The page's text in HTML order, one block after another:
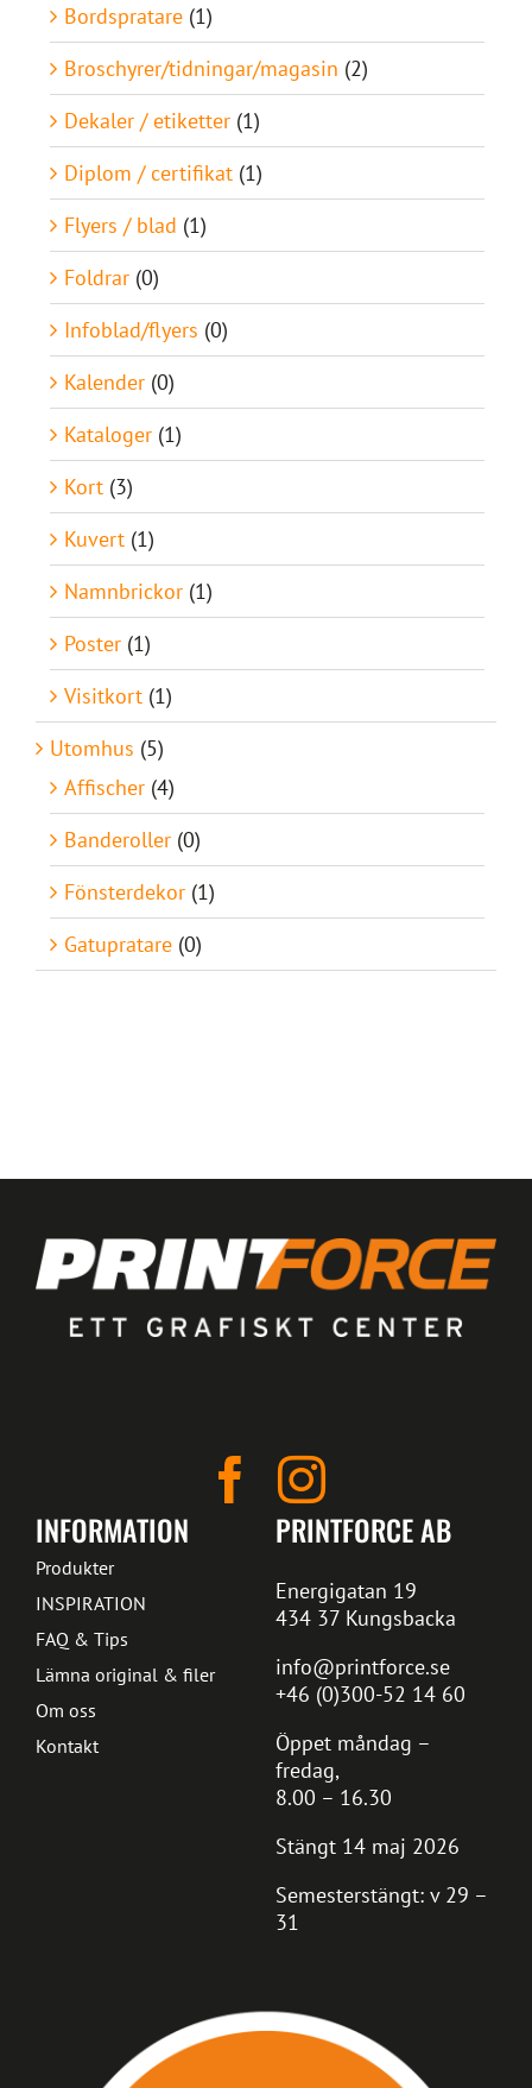
Bordspratare (1)
Broschyrer/tidningar/magasin (2)
Dekaler / etiketter (1)
Diplom / certifikat (1)
Flyers / blad (1)
Foldrar (0)
Infoblad/flyers (0)
Kalender (0)
Kataloger (1)
Kort (3)
Kuvert (1)
Namnbrickor (1)
Poster (1)
Visitkort (1)
Utomhus (5)
Affischer (4)
Banderoller (0)
Fönsterdekor (1)
Gatupratare (0)
PRINTFORCE AB
Energigatan 19
434 37 Kungsbacka
info@printforce.se
+46 (0)300-52 14 60
Öppet måndag –
fredag,
8.00 – 16.30
Stängt 14 maj 2026
Semesterstängt: v 29 –
31
INFORMATION
Produkter
INSPIRATION
FAQ & Tips
Lämna original & filer
Om oss
Kontakt